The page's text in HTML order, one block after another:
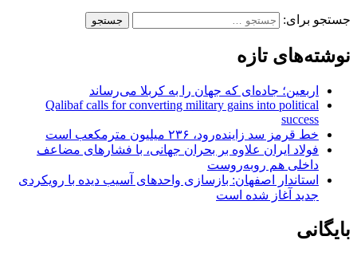
جستجو برای:
نوشته‌های تازه
اربعین؛ جاده‌ای که جهان را به کربلا می‌رساند
Qalibaf calls for converting military gains into political
success
خط قرمز سد زاینده‌رود، ۲۳۶ میلیون مترمکعب است
فولاد ایران علاوه بر بحران جهانی، با فشارهای مضاعف
داخلی هم روبه‌روست
استاندار اصفهان: بازسازی واحدهای آسیب دیده با رویکردی
جدید آغاز شده است
بایگانی